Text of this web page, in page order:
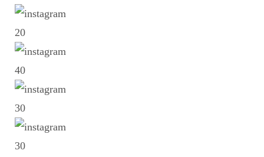
20
40
30
30